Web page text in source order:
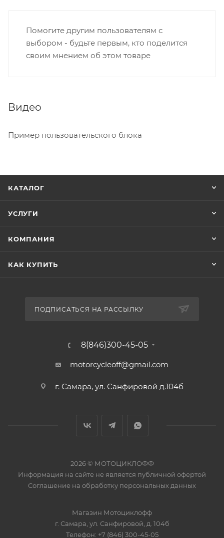
Помогите другим пользователям с
выбором - будьте первым, кто поделится
своим мнением об этом товаре
Видео
Пример пользовательского блока
КАТАЛОГ
УСЛУГИ
КОМПАНИЯ
КАК КУПИТЬ
ПОДПИСАТЬСЯ НА РАССЫЛКУ
8(846)300-45-05
motorcycleoff@gmail.com
г. Самара, ул. Санфировой д.104б
2026 © МОТОЦИКЛОФФ
Информация на сайте не является публичной офертой
Соглашение на обработку персональных данных
Магазин Мотоциклофф
г. Самара ул. Санфировой, д. 104б
Телефон: +7 (846) 300-45-05